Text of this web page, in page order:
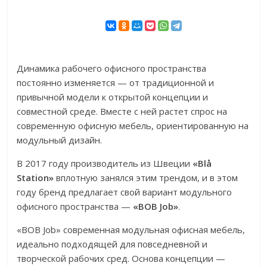
Динамика рабочего офисного пространства
постоянно изменяется — от традиционной и
привычной модели к открытой концепции и
совместной среде. Вместе с ней растет спрос на
современную офисную мебель, ориентированную на
модульный дизайн.
В 2017 году производитель из Швеции «Blå
Station» вплотную занялся этим трендом, и в этом
году бренд предлагает свой вариант модульного
офисного пространства — «BOB Job».
«BOB Job» современная модульная офисная мебель,
идеально подходящей для повседневной и
творческой рабочих сред. Основа концепции —